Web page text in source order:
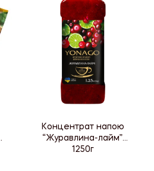
Концентрат напою
“Журавлина-лайм”,
1250г